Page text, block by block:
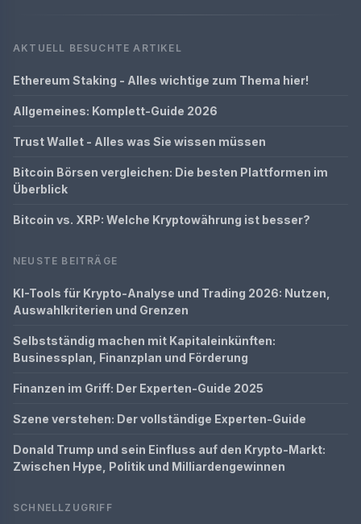
AKTUELL BESUCHTE ARTIKEL
Ethereum Staking - Alles wichtige zum Thema hier!
Allgemeines: Komplett-Guide 2026
Trust Wallet - Alles was Sie wissen müssen
Bitcoin Börsen vergleichen: Die besten Plattformen im
Überblick
Bitcoin vs. XRP: Welche Kryptowährung ist besser?
NEUSTE BEITRÄGE
KI-Tools für Krypto-Analyse und Trading 2026: Nutzen,
Auswahlkriterien und Grenzen
Selbstständig machen mit Kapitaleinkünften:
Businessplan, Finanzplan und Förderung
Finanzen im Griff: Der Experten-Guide 2025
Szene verstehen: Der vollständige Experten-Guide
Donald Trump und sein Einfluss auf den Krypto-Markt:
Zwischen Hype, Politik und Milliardengewinnen
SCHNELLZUGRIFF